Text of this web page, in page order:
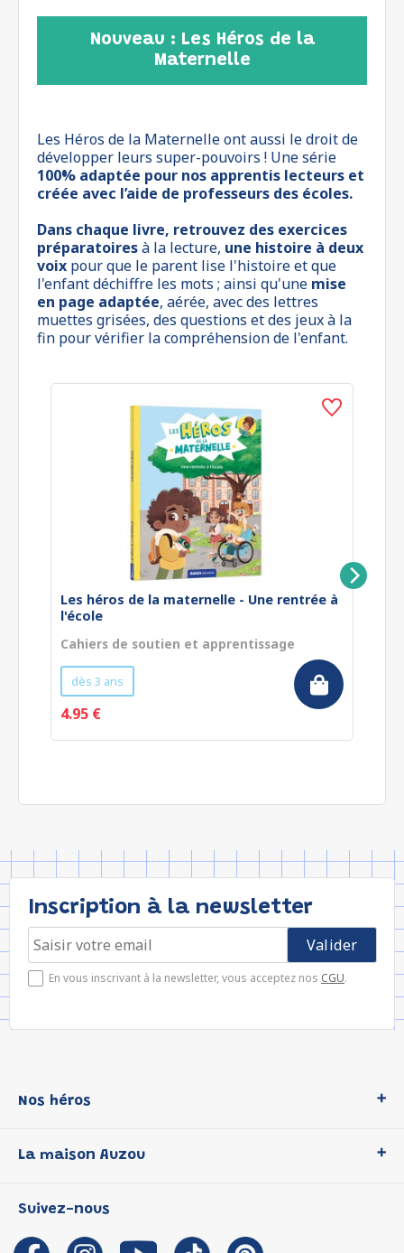
Nouveau : Les Héros de la
Maternelle
Les Héros de la Maternelle ont aussi le droit de
développer leurs super-pouvoirs ! Une série
100% adaptée pour nos apprentis lecteurs et
créée avec l’aide de professeurs des écoles.
Dans chaque livre, retrouvez des exercices
préparatoiresà la lecture, une histoire à deux
voix pour que le parent lise l'histoire et que
l'enfant déchiffre les mots ; ainsi qu'une mise
en page adaptée, aérée, avec des lettres
muettes grisées, des questions et des jeux à la
fin pour vérifier la compréhension de l'enfant.
Les héros de la maternelle - Une rentrée à
l'école
Cahiers de soutien et apprentissage
dès 3 ans
4.95 €
Inscription à la newsletter
En vous inscrivant à la newsletter, vous acceptez nos CGU.
Nos héros
P'tit Loup
Les Influenceuses
Migali
La maison Auzou
Notre histoire
Auzou s'engage
Suivez-nous